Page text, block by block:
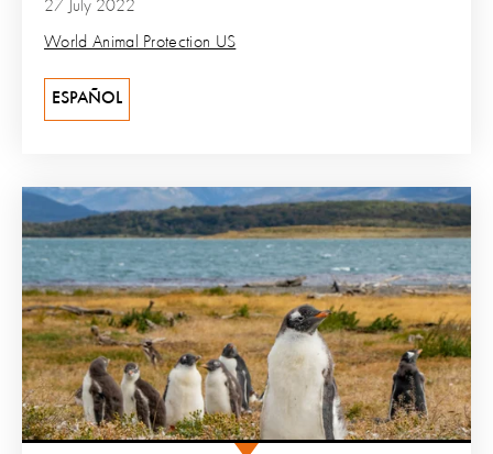
27 July 2022
World Animal Protection US
ESPAÑOL